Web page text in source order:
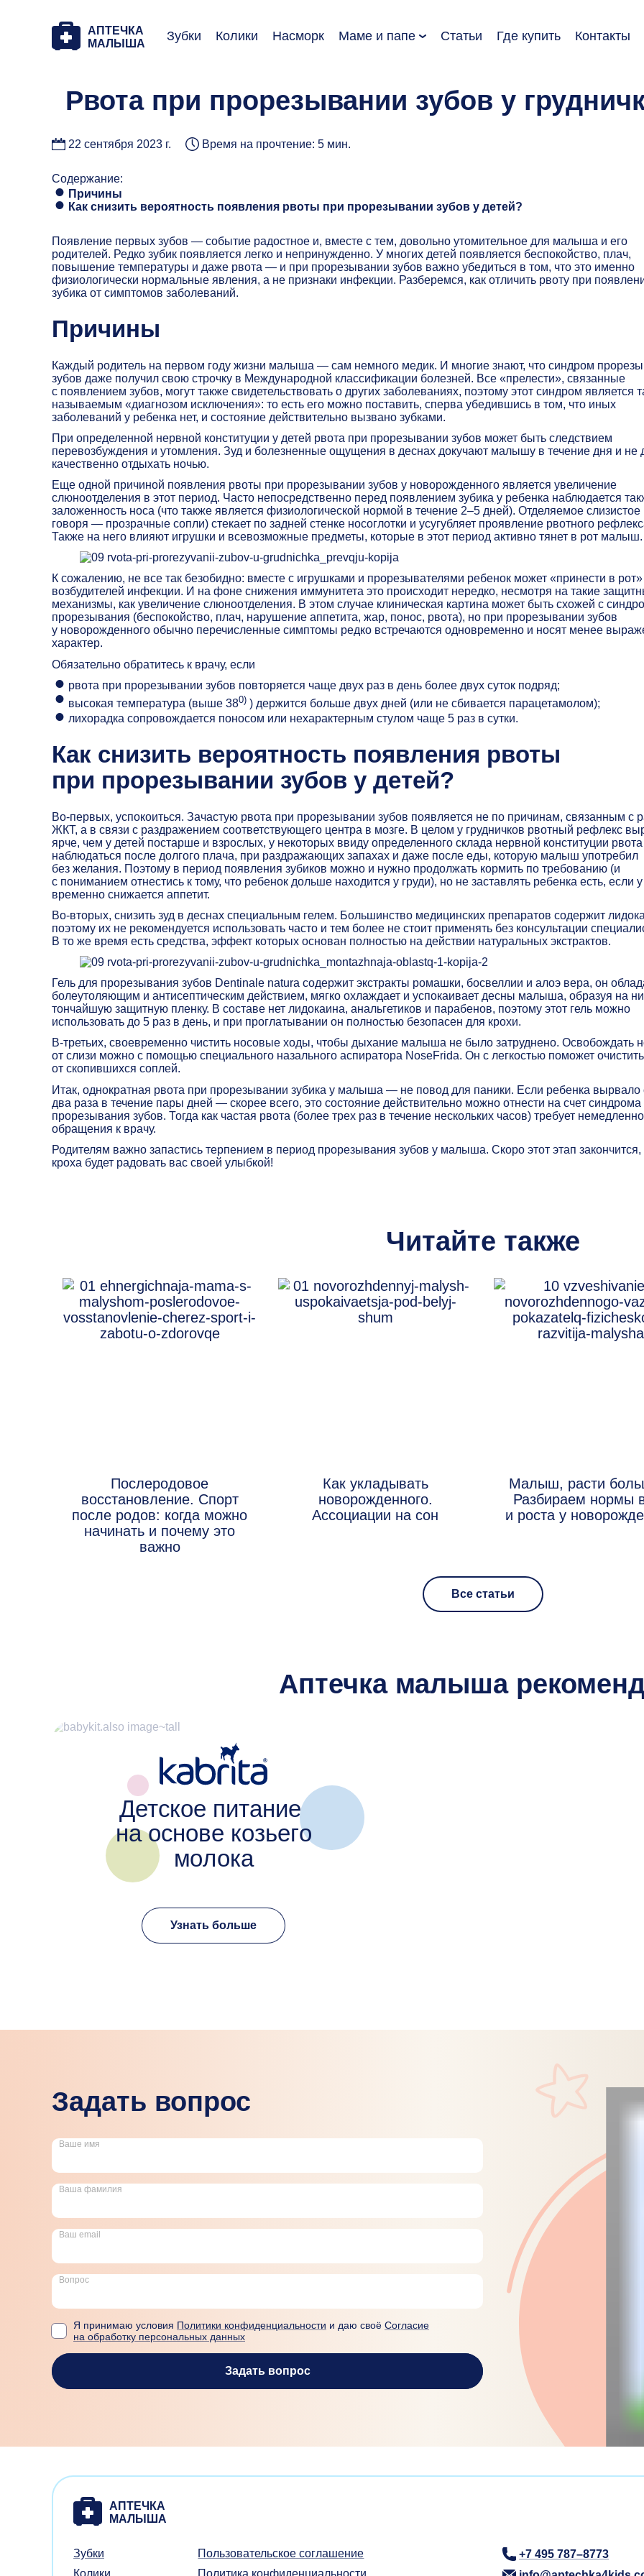
Зубки Колики Насморк Маме и папе Статьи Где купить Контакты
АПТЕЧКА
МАЛЫША
Рвота при прорезывании зубов у
22 сентября 2023 г. Время на прочтение: 5 мин.
Содержание:
Причины
Как снизить вероятность появления рвоты при прорезывании зубов у детей?
Появление первых зубов — событие радостное и, вместе с тем, довольно утомительное для малыша и его
родителей. Редко зубик появляется легко и непринужденно. У многих детей появляется беспокойство, плач,
повышение температуры и даже рвота — и при прорезывании зубов важно убедиться в том, что это именно
физиологически нормальные явления, а не признаки инфекции. Разберемся, как отличить рвоту при
зубика от симптомов заболеваний.
Причины
Каждый родитель на первом году жизни малыша — сам немного медик. И многие знают, что синдром
зубов даже получил свою строчку в Международной классификации болезней. Все «прелести», связанные
с появлением зубов, могут также свидетельствовать о других заболеваниях, поэтому этот синдром является
называемым «диагнозом исключения»: то есть его можно поставить, сперва убедившись в том, что иных
заболеваний у ребенка нет, и состояние действительно вызвано зубками.
При определенной нервной конституции у детей рвота при прорезывании зубов может быть следствием
перевозбуждения и утомления. Зуд и болезненные ощущения в деснах докучают малышу в течение дня и не
качественно отдыхать ночью.
Еще одной причиной появления рвоты при прорезывании зубов у новорожденного является увеличение
слюноотделения в этот период. Часто непосредственно перед появлением зубика у ребенка наблюдается
заложенность носа (что также является физиологической нормой в течение 2–5 дней). Отделяемое
говоря — прозрачные сопли) стекает по задней стенке носоглотки и усугубляет проявление рвотного
Также на него влияют игрушки и всевозможные предметы, которые в этот период активно тянет в рот малыш.
К сожалению, не все так безобидно: вместе с игрушками и прорезывателями ребенок может «принести в рот»
возбудителей инфекции. И на фоне снижения иммунитета это происходит нередко, несмотря на такие
механизмы, как увеличение слюноотделения. В этом случае клиническая картина может быть схожей с
прорезывания (беспокойство, плач, нарушение аппетита, жар, понос, рвота), но при прорезывании зубов
у новорожденного обычно перечисленные симптомы редко встречаются одновременно и носят менее
характер.
Обязательно обратитесь к врачу, если
рвота при прорезывании зубов повторяется чаще двух раз в день более двух суток подряд;
высокая температура (выше 380)) держится больше двух дней (или не сбивается парацетамолом);
лихорадка сопровождается поносом или нехарактерным стулом чаще 5 раз в сутки.
Как снизить вероятность появления рвоты
при прорезывании зубов у детей?
Во-первых, успокоиться. Зачастую рвота при прорезывании зубов появляется не по причинам, связанным с
ЖКТ, а в связи с раздражением соответствующего центра в мозге. В целом у грудничков рвотный рефлекс
ярче, чем у детей постарше и взрослых, у некоторых ввиду определенного склада нервной конституции
наблюдаться после долгого плача, при раздражающих запахах и даже после еды, которую малыш употребил
без желания. Поэтому в период появления зубиков можно и нужно продолжать кормить по требованию (и
с пониманием отнестись к тому, что ребенок дольше находится у груди), но не заставлять ребенка есть, если
временно снижается аппетит.
Во-вторых, снизить зуд в деснах специальным гелем. Большинство медицинских препаратов содержит
поэтому их не рекомендуется использовать часто и тем более не стоит применять без консультации
В то же время есть средства, эффект которых основан полностью на действии натуральных экстрактов.
Гель для прорезывания зубов Dentinale natura содержит экстракты ромашки, босвеллии и алоэ вера, он
болеутоляющим и антисептическим действием, мягко охлаждает и успокаивает десны малыша, образуя на
тончайшую защитную пленку. В составе нет лидокаина, анальгетиков и парабенов, поэтому этот гель можно
использовать до 5 раз в день, и при проглатывании он полностью безопасен для крохи.
В-третьих, своевременно чистить носовые ходы, чтобы дыхание малыша не было затруднено. Освобождать
от слизи можно с помощью специального назального аспиратора NoseFrida. Он с легкостью поможет
от скопившихся соплей.
Итак, однократная рвота при прорезывании зубика у малыша — не повод для паники. Если ребенка вырвало
два раза в течение пары дней — скорее всего, это состояние действительно можно отнести на счет синдрома
прорезывания зубов. Тогда как частая рвота (более трех раз в течение нескольких часов) требует
обращения к врачу.
Родителям важно запастись терпением в период прорезывания зубов у малыша. Скоро этот этап
кроха будет радовать вас своей улыбкой!
Читайте также
Послеродовое
восстановление. Спорт
после родов: когда можно
начинать и почему это
важно
Как укладывать
новорожденного.
Ассоциации на сон
Малыш, расти
Разбираем нормы
и роста у
Все статьи
Аптечка малыша
Детское питание
на основе козьего
молока
Узнать больше
Задать вопрос
Ваше имя
Ваша фамилия
Ваш email
Вопрос
Я принимаю условия Политики конфиденциальности и даю своё Согласие
на обработку персональных данных
Задать вопрос
Зубки
Колики
Пользовательское соглашение
Политика конфиденциальности
+7 495 787–8773